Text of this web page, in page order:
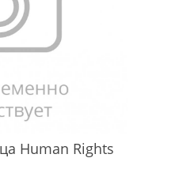
Human Rights